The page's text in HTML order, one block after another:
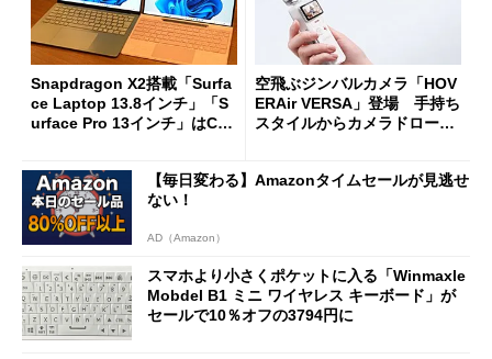
Snapdragon X2搭載「Surfa
ce Laptop 13.8インチ」「S
urface Pro 13インチ」はCop
た
空飛ぶジンバルカメラ「HOV
ERAir VERSA」登場 手持ち
スタイルからカメラドローン
【毎日変わる】Amazonタイムセールが見逃せ
ない！
AD（Amazon）
スマホより小さくポケットに入る「Winmaxle
Mobdel B1 ミニ ワイヤレス キーボード」が
セールで10％オフの3794円に